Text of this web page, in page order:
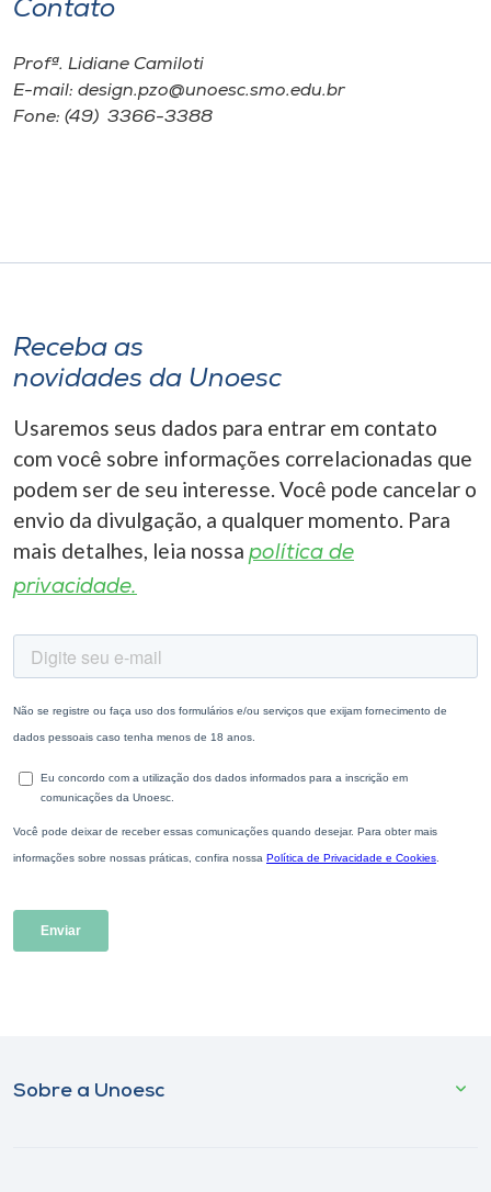
Contato
Profª. Lidiane Camiloti
E-mail: design.pzo@unoesc.smo.edu.br
Fone: (49) 3366-3388
Receba as
novidades da Unoesc
Usaremos seus dados para entrar em contato
com você sobre informações correlacionadas que
podem ser de seu interesse. Você pode cancelar o
envio da divulgação, a qualquer momento. Para
mais detalhes, leia nossa política de
privacidade.
Sobre a Unoesc